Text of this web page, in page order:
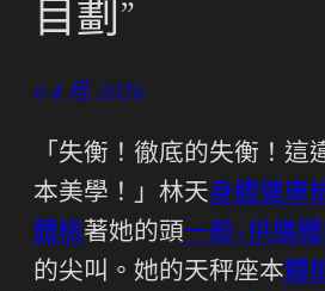
目劃”
6 4 月, 2026
「失衡！徹底的失衡！這
本美學！」林天身體健康
體檢著她的頭一般+供膳
的尖叫。她的天秤座本體